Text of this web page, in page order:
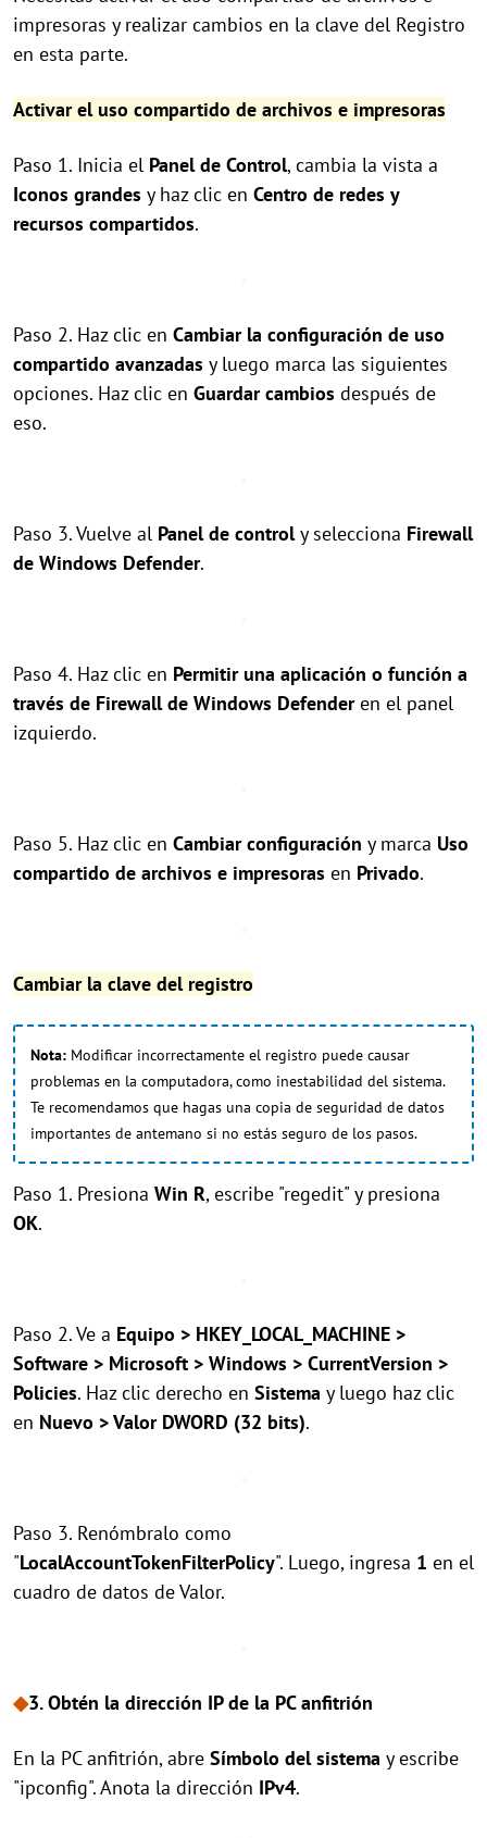
impresoras y realizar cambios en la clave del Registro
en esta parte.
Activar el uso compartido de archivos e impresoras
Paso 1. Inicia el Panel de Control, cambia la vista a
Iconos grandes y haz clic en Centro de redes y
recursos compartidos.
Paso 2. Haz clic en Cambiar la configuración de uso
compartido avanzadas y luego marca las siguientes
opciones. Haz clic en Guardar cambios después de
eso.
Paso 3. Vuelve al Panel de controly selecciona Firewall
de Windows Defender.
Paso 4. Haz clic en Permitir una aplicación o función a
través de Firewall de Windows Defenderen el panel
izquierdo.
Paso 5. Haz clic en Cambiar configuración y marca Uso
compartido de archivos e impresoras en Privado.
Cambiar la clave del registro
Nota: Modificar incorrectamente el registro puede causar
problemas en la computadora, como inestabilidad del sistema.
Te recomendamos que hagas una copia de seguridad de datos
importantes de antemano si no estás seguro de los pasos.
Paso 1. Presiona Win R, escribe "regedit" y presiona
OK.
Paso 2. Ve a Equipo > HKEY_LOCAL_MACHINE >
Software > Microsoft > Windows > CurrentVersion >
Policies. Haz clic derecho en Sistema y luego haz clic
en Nuevo > Valor DWORD (32 bits).
Paso 3. Renómbralo como
"LocalAccountTokenFilterPolicy". Luego, ingresa 1 en el
cuadro de datos de Valor.
◆3. Obtén la dirección IP de la PC anfitrión
En la PC anfitrión, abre Símbolo del sistema y escribe
"ipconfig". Anota la dirección IPv4.